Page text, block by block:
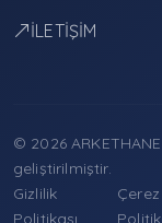
İLETİŞİM
© 2026
geliştirilmiştir.
Gizlilik
Politikası
Çerez